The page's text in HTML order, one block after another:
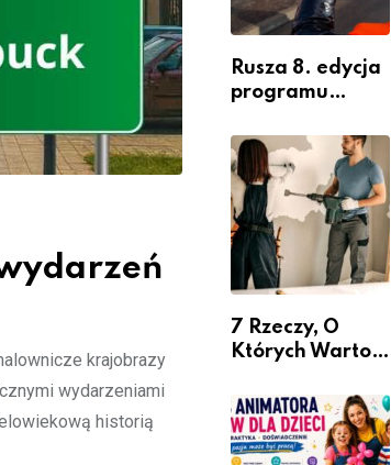
krajobrazy
wydarzeniami
historią
Rusza 8. edycja
programu
Miastem
Fachowców” –
nabór dla
przedsiębiorców
7 Rzeczy, O
Których Warto
Remontem
Mieszkania